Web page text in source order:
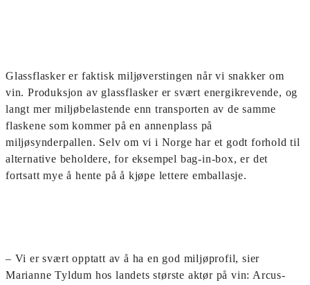
Glassflasker er faktisk miljøverstingen når vi snakker om
vin. Produksjon av glassflasker er svært energikrevende, og
langt mer miljøbelastende enn transporten av de samme
flaskene som kommer på en annenplass på
miljøsynderpallen. Selv om vi i Norge har et godt forhold til
alternative beholdere, for eksempel bag-in-box, er det
fortsatt mye å hente på å kjøpe lettere emballasje.
– Vi er svært opptatt av å ha en god miljøprofil, sier
Marianne Tyldum hos landets største aktør på vin: Arcus-